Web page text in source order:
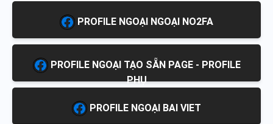
PROFILE NGOẠI NGOẠI NO2FA
PROFILE NGOẠI TẠO SẴN PAGE - PROFILE
PHỤ
PROFILE NGOẠI BAI VIET